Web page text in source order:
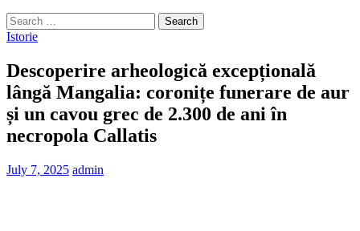
Search
for:
Istorie
Descoperire arheologică excepțională
lângă Mangalia: coronițe funerare de aur
și un cavou grec de 2.300 de ani în
necropola Callatis
July 7, 2025 admin